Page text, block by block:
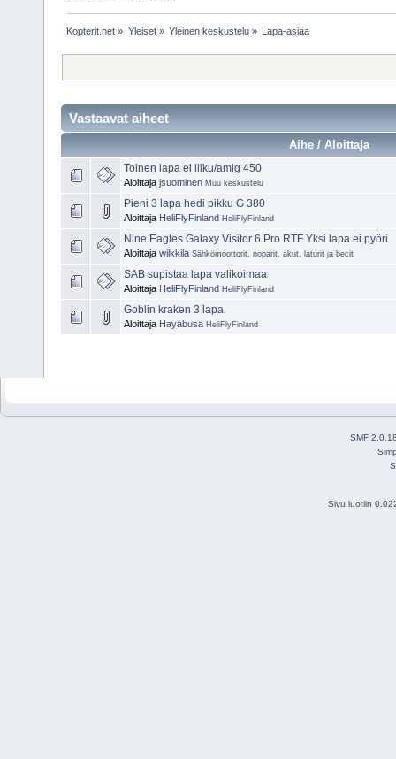
Kopterit.net » Yleiset» Yleinen keskustelu» Lapa-asiaa
Vastaavat aiheet
Aihe / Aloittaja
Toinen lapa ei liiku/amig 450
Aloittaja jsuominen Muu keskustelu
Pieni 3 lapa hedi pikku G 380
Aloittaja HeliFlyFinland HeliFlyFinland
Nine Eagles Galaxy Visitor 6 Pro RTF Yksi lapa ei pyöri
Aloittaja wilkkila Sähkömoottorit, noparit, akut, laturit ja becit
SAB supistaa lapa valikoimaa
Aloittaja HeliFlyFinland HeliFlyFinland
Goblin kraken 3 lapa
Aloittaja Hayabusa HeliFlyFinland
SMF
Sivu luotiin